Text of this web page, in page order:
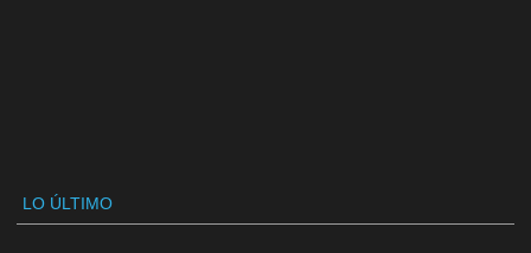
LO ÚLTIMO